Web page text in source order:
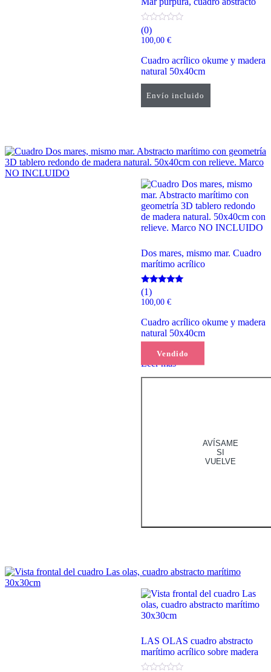
Envío incluido
(0)
100,00 €
Cuadro acrílico okume y madera
natural 50x40cm
Añadir al carrito
Vendido
Dos mares, mismo mar. Cuadro
marítimo acrílico
Valorado
con
5.00
(1)
100,00 €
Cuadro acrílico okume y madera
natural 50x40cm
Leer más
AVÍSAME
SI
VUELVE
LAS OLAS cuadro abstracto
marítimo acrílico sobre madera